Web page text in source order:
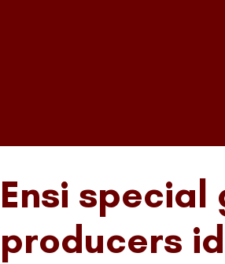
Ensi special
producers